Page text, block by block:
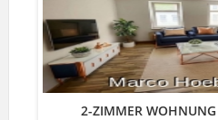
2-ZIMMER